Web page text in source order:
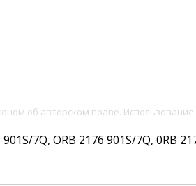
об авторском праве.
7Q, ORB 2176 901S/7Q, 0RB